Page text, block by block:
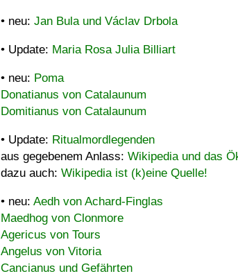
• neu: Jan Bula und Václav Drbola
• Update: Maria Rosa Julia Billiart
• neu: Poma
Donatianus von Catalaunum
Domitianus von Catalaunum
• Update: Ritualmordlegenden
aus gegebenem Anlass: Wikipedia und das
dazu auch: Wikipedia ist (k)eine Quelle!
• neu: Aedh von Achard-Finglas
Maedhog von Clonmore
Agericus von Tours
Angelus von Vitoria
Cancianus und Gefährten